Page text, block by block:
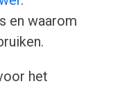
en waarom
het